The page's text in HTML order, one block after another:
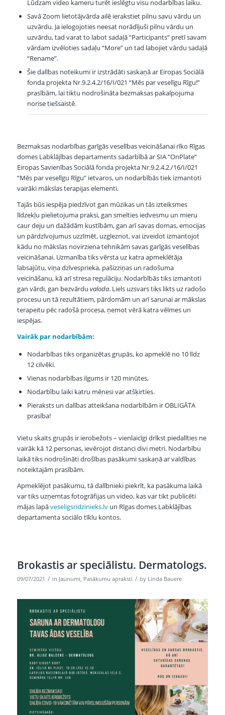
Lūdzam video kameru turēt ieslēgtu visu nodarbības laiku.
Savā Zoom lietotājvārda ailē ierakstiet pilnu savu vārdu un
uzvārdu. Ja ielogojoties neesat norādījuši pilnu vārdu un
uzvārdu, tad varat to labot sadaļā “Participants” pretī savam
vārdam izvēloties sadaļu “More” un tad labojiet vārdu sadaļā
“Rename”.
Šie dalības noteikumi ir izstrādāti saskaņā ar Eiropas Sociālā
fonda projekta Nr.9.2.4.2/16/I/021 “Mēs par veselīgu Rīgu!”
prasībām, lai tiktu nodrošināta bezmaksas pakalpojuma
norise tiešsaistē.
Bezmaksas nodarbības garīgās veselības veicināšanai rīko Rīgas
domes Labklājības departaments sadarbībā ar SIA “OnPlate”
Eiropas Savienības Sociālā fonda projekta Nr.9.2.4.2./16/I/021
“Mēs par veselīgu Rīgu” ietvaros, un nodarbībās tiek izmantoti
vairāki mākslas terapijas elementi.
Tajās būs iespēja piedzīvot gan mūzikas un tās izteiksmes
līdzekļu pielietojuma praksi, gan smelties iedvesmu un mieru
caur deju un dažādām kustībām, gan arī savas domas, emocijas
un pārdzīvojumus uzzīmēt, uzgleznot, vai izveidot izmantojot
kādu no mākslas novirziena tehnikām savas garīgās veselības
veicināšanai. Uzmanība tiks vērsta uz katra apmeklētāja
labsajūtu, viņa dzīvesprieka, pašizziņas un radošuma
veicināšanu, kā arī stresa regulāciju. Nodarbībās tiks izmantoti
gan vārdi, gan bezvārdu valoda. Liels uzsvars tiks likts uz radošo
procesu un tā rezultātiem, pārdomām un arī sarunai ar mākslas
terapeitu pēc radošā procesa, ņemot vērā katra vēlmes un
iespējas.
Vairāk par nodarbībām:
Nodarbības tiks organizētas grupās, ko apmeklē no 10 līdz
12 cilvēki.
Vienas nodarbības ilgums ir 120 minūtes,
Nodarbību laiki katru mēnesi var atšķirties.
Pieraksts un dalības atteikšana nodarbībām ir OBLIGĀTA
prasība!
Vietu skaits grupās ir ierobežots – vienlaicīgi drīkst piedalīties ne
vairāk kā 12 personas, ievērojot distanci divi metri. Nodarbību
laikā tiks nodrošināti drošības pasākumi saskaņā ar valdības
noteiktajām prasībām.
Apmeklējot pasākumu, tā dalībnieki piekrīt, ka pasākuma laikā
var tiks uzņemtas fotogrāfijas un video, kas var tikt publicēti
mājas lapāveseligsridzinieks.lvun Rīgas domes Labklājības
departamenta sociālo tīklu kontos.
Brokastis ar speciālistu. Dermatologs.
09/07/2021 / in Jaunumi, Pasākumu apraksti / by Linda Bauere